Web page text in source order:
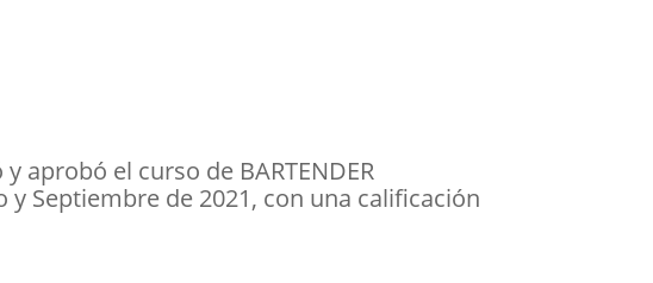
aprobó el curso de BARTENDER
y Septiembre de 2021, con una calificación